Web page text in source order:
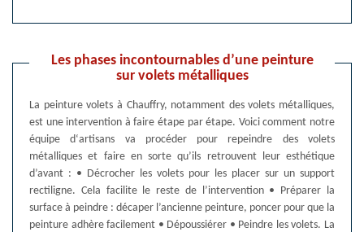
Les phases incontournables d’une peinture
sur volets métalliques
La peinture volets à Chauffry, notamment des volets métalliques,
est une intervention à faire étape par étape. Voici comment notre
équipe d‘artisans va procéder pour repeindre des volets
métalliques et faire en sorte qu’ils retrouvent leur esthétique
d’avant : • Décrocher les volets pour les placer sur un support
rectiligne. Cela facilite le reste de l’intervention • Préparer la
surface à peindre : décaper l’ancienne peinture, poncer pour que la
peinture adhère facilement • Dépoussiérer • Peindre les volets. La